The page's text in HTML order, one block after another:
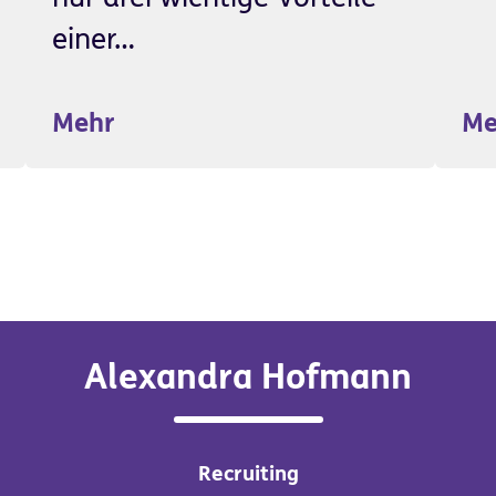
einer…
Mehr
Alexandra Hofmann
Recruiting